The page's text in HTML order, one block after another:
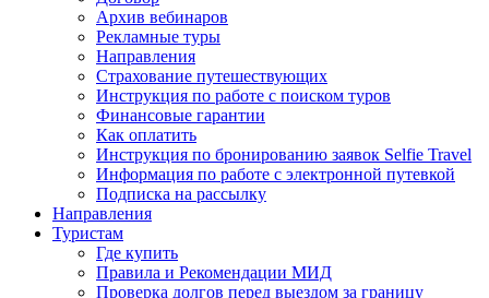
Архив вебинаров
Рекламные туры
Направления
Страхование путешествующих
Инструкция по работе с поиском туров
Финансовые гарантии
Как оплатить
Инструкция по бронированию заявок Selfie Travel
Информация по работе с электронной путевкой
Подписка на рассылку
Направления
Туристам
Где купить
Правила и Рекомендации МИД
Проверка долгов перед выездом за границу